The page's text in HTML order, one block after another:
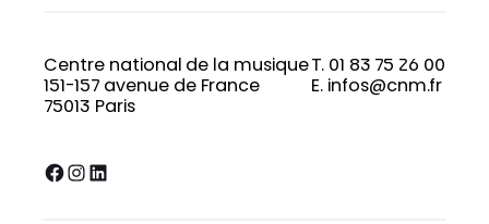
Centre national de la musique
151-157 avenue de France
75013 Paris
T. 01 83 75 26 00
E. infos@cnm.fr
Facebook InstagramLinkedIn